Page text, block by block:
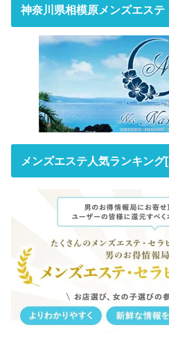
神奈川県相模原メンズエステ
メンズエステ人気ランキン